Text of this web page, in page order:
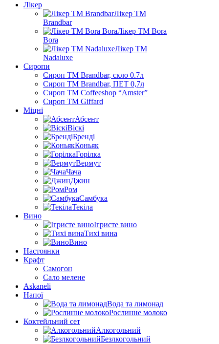
Лікер
Лікер ТМ
Brandbar
Лікер ТМ Bora
Bora
Лікер ТМ
Nadaluxe
Сиропи
Сироп TM Brandbar, скло 0.7л
Сироп TM Brandbar, ПЕТ 0,7л
Сироп TM Coffeeshop “Amster”
Сироп TM Giffard
Міцні
Абсент
Віскі
Бренді
Коньяк
Горілка
Вермут
Чача
Джин
Ром
Самбука
Текіла
Вино
Ігристе вино
Тихі вина
Вино
Настоянки
Крафт
Самогон
Сало мелене
Askaneli
Напої
Вода та лимонад
Рослинне молоко
Коктейльний сет
Алкогольний
Безлкогольний